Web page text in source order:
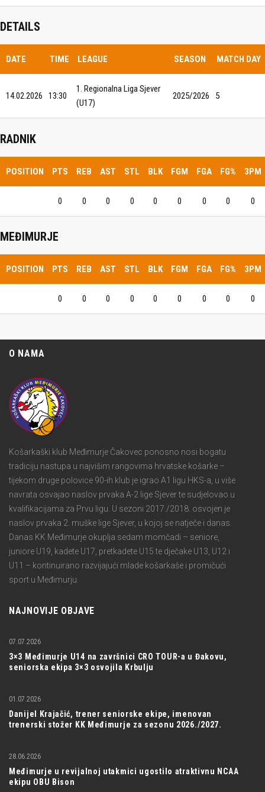
DETAILS
DATE TIME LEAGUE SEASON MATCH DAY
14.02.2026 13:30
1. Regionalna Liga Sjever
(U17)
2025/2026 5
RADNIK
POSITION PTS REB AST STL BLK FGM FGA FG% 3PM
0 0 0 0 0 0 0 0 0
MEĐIMURJE
POSITION PTS REB AST STL BLK FGM FGA FG% 3PM
0 0 0 0 0 0 0 0 0
O NAMA
Košarkaški klub Međimurje Čakovec ponosno nosi bogatu
tradiciju nastupa u najvišim rangovima hrvatske košarke –
tijekom druge polovice 90-ih klub je igrao A1 ligu HKS-a, u više
navrata osvajao naslov prvaka A-2 lige Sjever te sudjelovao u
kvalifikacijama za Prvu ligu. U sezoni 2017./2018. osvojen je
naslov prvaka 2. muške lige Sjever, u kojoj se natječe i danas.
Danas KK Međimurje okuplja sedam momčadi – seniore,
juniore U19, kadete U17, pretkadete U15 te dječake U13, U12 i
U11 – kontinuirano razvijajući mlade košarkaše i promičući
sport u Međimurju.
NAJNOVIJE OBJAVE
3×3 Međimurje U14 na završnici CRO TOUR-a u Đakovu,
seniorska ekipa 3×3 osvojila Krbulju
07.07.2026
Danijel Krajačić, trener seniorske ekipe, imenovan
trenerski stožer KK Međimurje za sezonu 2026./2027.
01.07.2026
Međimurje u revijalnoj utakmici ugostilo atraktivnu NCAA
ekipu OBU Bison
28.06.2026